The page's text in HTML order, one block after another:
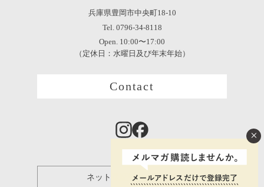
兵庫県豊岡市中央町18-10
Tel. 0796-34-8118
Open. 10:00〜17:00
（定休日：水曜日及び年末年始）
Contact
ネット保証登録について
×